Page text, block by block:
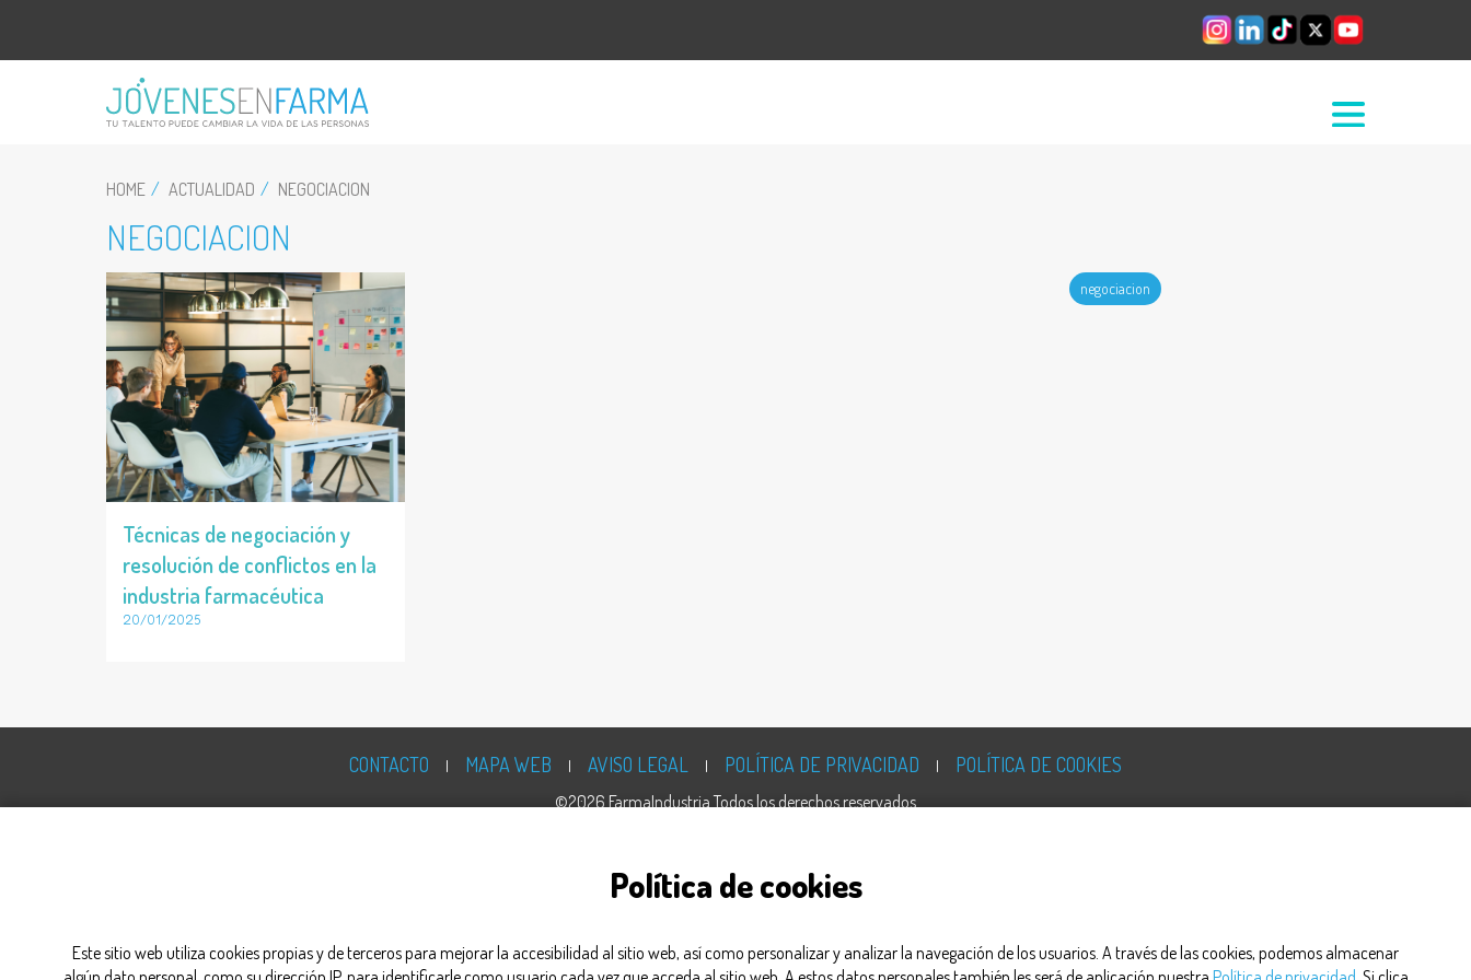
HOME ACTUALIDAD NEGOCIACION
NEGOCIACION
Técnicas de negociación y
resolución de conflictos en la
industria farmacéutica
20/01/2025
negociacion
CONTACTO MAPA WEB AVISO LEGAL POLÍTICA DE PRIVACIDAD POLÍTICA DE COOKIES
©2026 FarmaIndustria Todos los derechos reservados
Política de cookies
Este sitio web utiliza cookies propias y de terceros para mejorar la accesibilidad al sitio web, así como personalizar y analizar la navegación de los usuarios. A través de las cookies, podemos almacenar